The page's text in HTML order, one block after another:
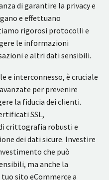
di garantire la privacy e
e effettuano
rigorosi protocolli e
le informazioni
e altri dati sensibili.
e interconnesso, è cruciale
per prevenire
la fiducia dei clienti.
SSL,
crittografia robusti e
dei dati sicure. Investire
che può
ma anche la
sito eCommerce a